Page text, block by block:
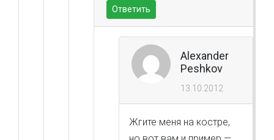
Ответить
Alexander
Peshkov
13.10.2012
Жгите меня на костре,